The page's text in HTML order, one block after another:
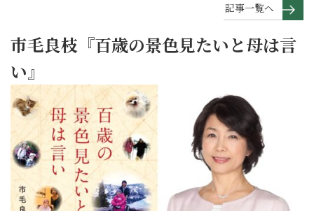
記事一覧へ
市毛良枝『百歳の景色見たいと母は言
い』